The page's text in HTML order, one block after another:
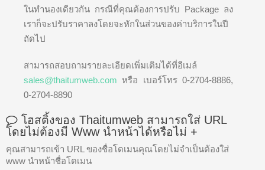
ในทำนองเดียวกัน กรณีที่คุณต้องการปรับ Package ลง
เราก็จะปรับราคาลงโดยจะหักในส่วนของค่าบริการในปี
ถัดไป
สามารถสอบถามรายละเอียดเพิ่มเติมได้ที่อีเมล์
sales@thaitumweb.com หรือ เบอร์โทร 0-2704-8886,
0-2704-8890
โฮสติ้งของ Thaitumweb สามารถใส่ URL
โดยไม่ต้องมี Www นำหน้าได้หรือไม่ +
คุณสามารถเข้า URL ของชื่อโดเมนคุณโดยไม่จำเป็นต้องใส่
www นำหน้าชื่อโดเมน